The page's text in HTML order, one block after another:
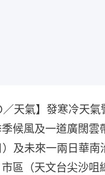
／天氣】發寒冷天氣
候風及一道廣闊雲
及未來一兩日華南
區（天文台尖沙咀